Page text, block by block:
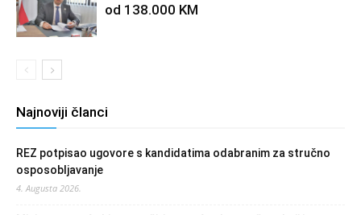
od 138.000 KM
Najnoviji članci
REZ potpisao ugovore s kandidatima odabranim za stručno
osposobljavanje
4. Augusta 2026.